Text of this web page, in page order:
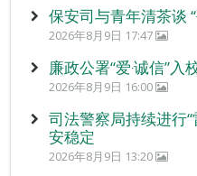
保安司与青年清茶谈
2026年8月9日 17:47
廉政公署“爱‧诚信”
2026年8月9日 16:00
司法警察局持续进行
安稳定
2026年8月9日 13:20